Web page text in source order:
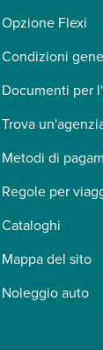
Opzione Flexi
Condizioni
Documenti per
Trova
Metodi di
Regole per
Cataloghi
Mappa del sito
Noleggio auto